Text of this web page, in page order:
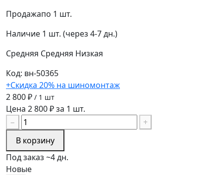
Продажапо 1 шт.
Наличие 1 шт. (через 4-7 дн.)
Средняя Средняя Низкая
Код: вн-50365
+Скидка 20% на шиномонтаж
2 800 ₽ / 1 шт
Цена 2 800 ₽ за 1 шт.
−
+
В корзину
Под заказ ~4 дн.
Новые